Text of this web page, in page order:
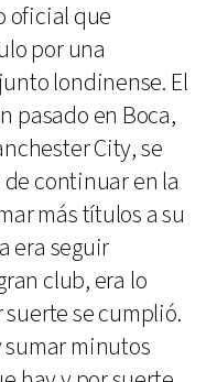
oficial que
por una
londinense. El
pasado en Boca,
City, se
continuar en la
más títulos a su
era seguir
club, era lo
se cumplió.
minutos